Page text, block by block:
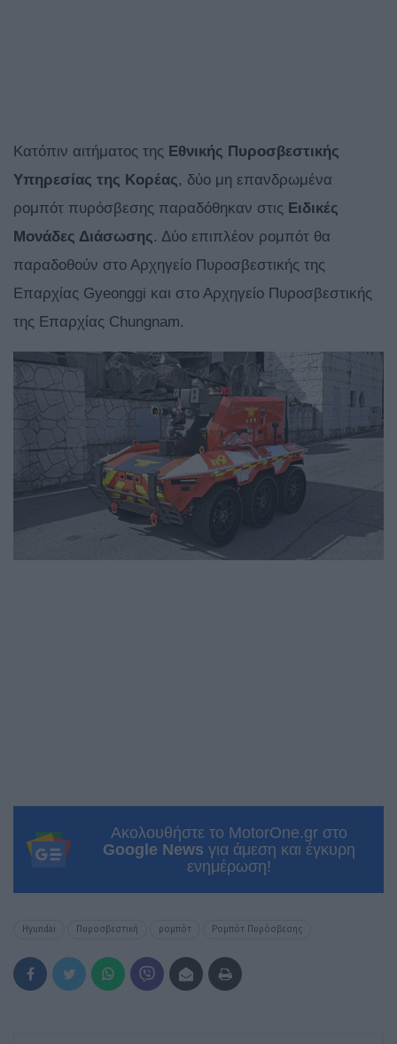
Κατόπιν αιτήματος της Εθνικής Πυροσβεστικής
Υπηρεσίας της Κορέας, δύο μη επανδρωμένα
ρομπότ πυρόσβεσης παραδόθηκαν στις Ειδικές
Μονάδες Διάσωσης. Δύο επιπλέον ρομπότ θα
παραδοθούν στο Αρχηγείο Πυροσβεστικής της
Επαρχίας Gyeonggi και στο Αρχηγείο Πυροσβεστικής
της Επαρχίας Chungnam.
Ακολουθήστε το MotorOne.gr στο
Google News για άμεση και έγκυρη
ενημέρωση!
Hyundai Πυροσβεστική ρομπότ Ρομπότ Πυρόσβεσης